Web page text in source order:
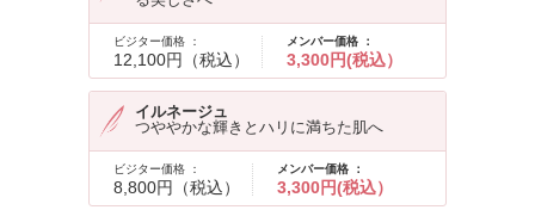
ビジター価格 ：
12,100円（税込）
メンバー価格 ：
3,300円(税込）
イルネージュ
つややかな輝きとハリに満ちた肌へ
ビジター価格 ：
8,800円（税込）
メンバー価格 ：
3,300円(税込）